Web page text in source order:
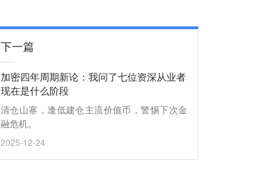
下一篇
加密四年周期新论：我问了七位资深从业者
现在是什么阶段
清仓山寨，逢低建仓主流价值币，警惕下次金
融危机。
2025-12-24